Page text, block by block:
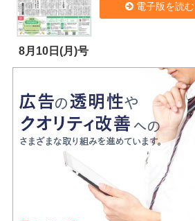
8月10日(月)号
電子版を読む